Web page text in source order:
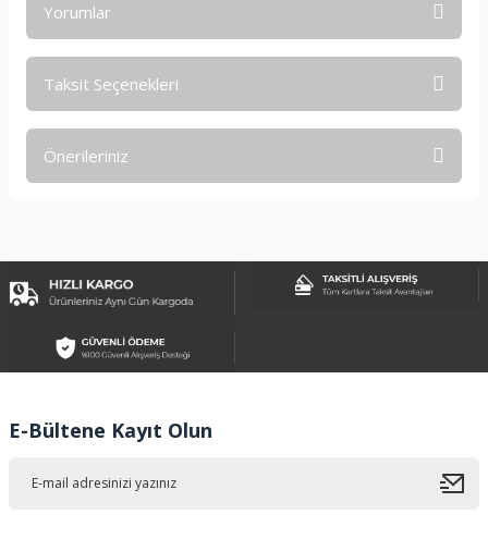
Yorumlar
Taksit Seçenekleri
Önerileriniz
Görüş ve önerileriniz için teşekkür ederiz.
Ürün açıklamasında eksik bilgiler bulunuyor.
Ürün fiyatı diğer sitelerden daha pahalı.
E-Bültene Kayıt Olun